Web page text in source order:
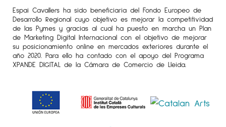
Espai Cavallers ha sido beneficiaria del Fondo Europeo de
Desarrollo Regional cuyo objetivo es mejorar la competitividad
de las Pymes y gracias al cual ha puesto en marcha un Plan
de Marketing Digital Internacional con el objetivo de mejorar
su posicionamiento online en mercados exteriores durante el
año 2020. Para ello ha contado con el apoyo del Programa
XPANDE DIGITAL de la Cámara de Comercio de Lleida.